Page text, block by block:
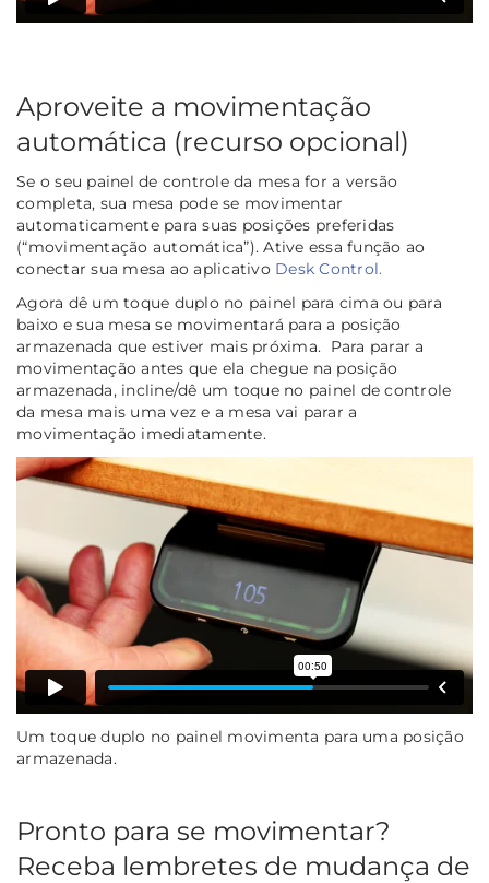
Aproveite a movimentação
automática (recurso opcional)
Se o seu painel de controle da mesa for a versão
completa, sua mesa pode se movimentar
automaticamente para suas posições preferidas
(“movimentação automática”). Ative essa função ao
conectar sua mesa ao aplicativo Desk Control.
Agora dê um toque duplo no painel para cima ou para
baixo e sua mesa se movimentará para a posição
armazenada que estiver mais próxima. Para parar a
movimentação antes que ela chegue na posição
armazenada, incline/dê um toque no painel de controle
da mesa mais uma vez e a mesa vai parar a
movimentação imediatamente.
Um toque duplo no painel movimenta para uma posição
armazenada.
Pronto para se movimentar?
Receba lembretes de mudança de